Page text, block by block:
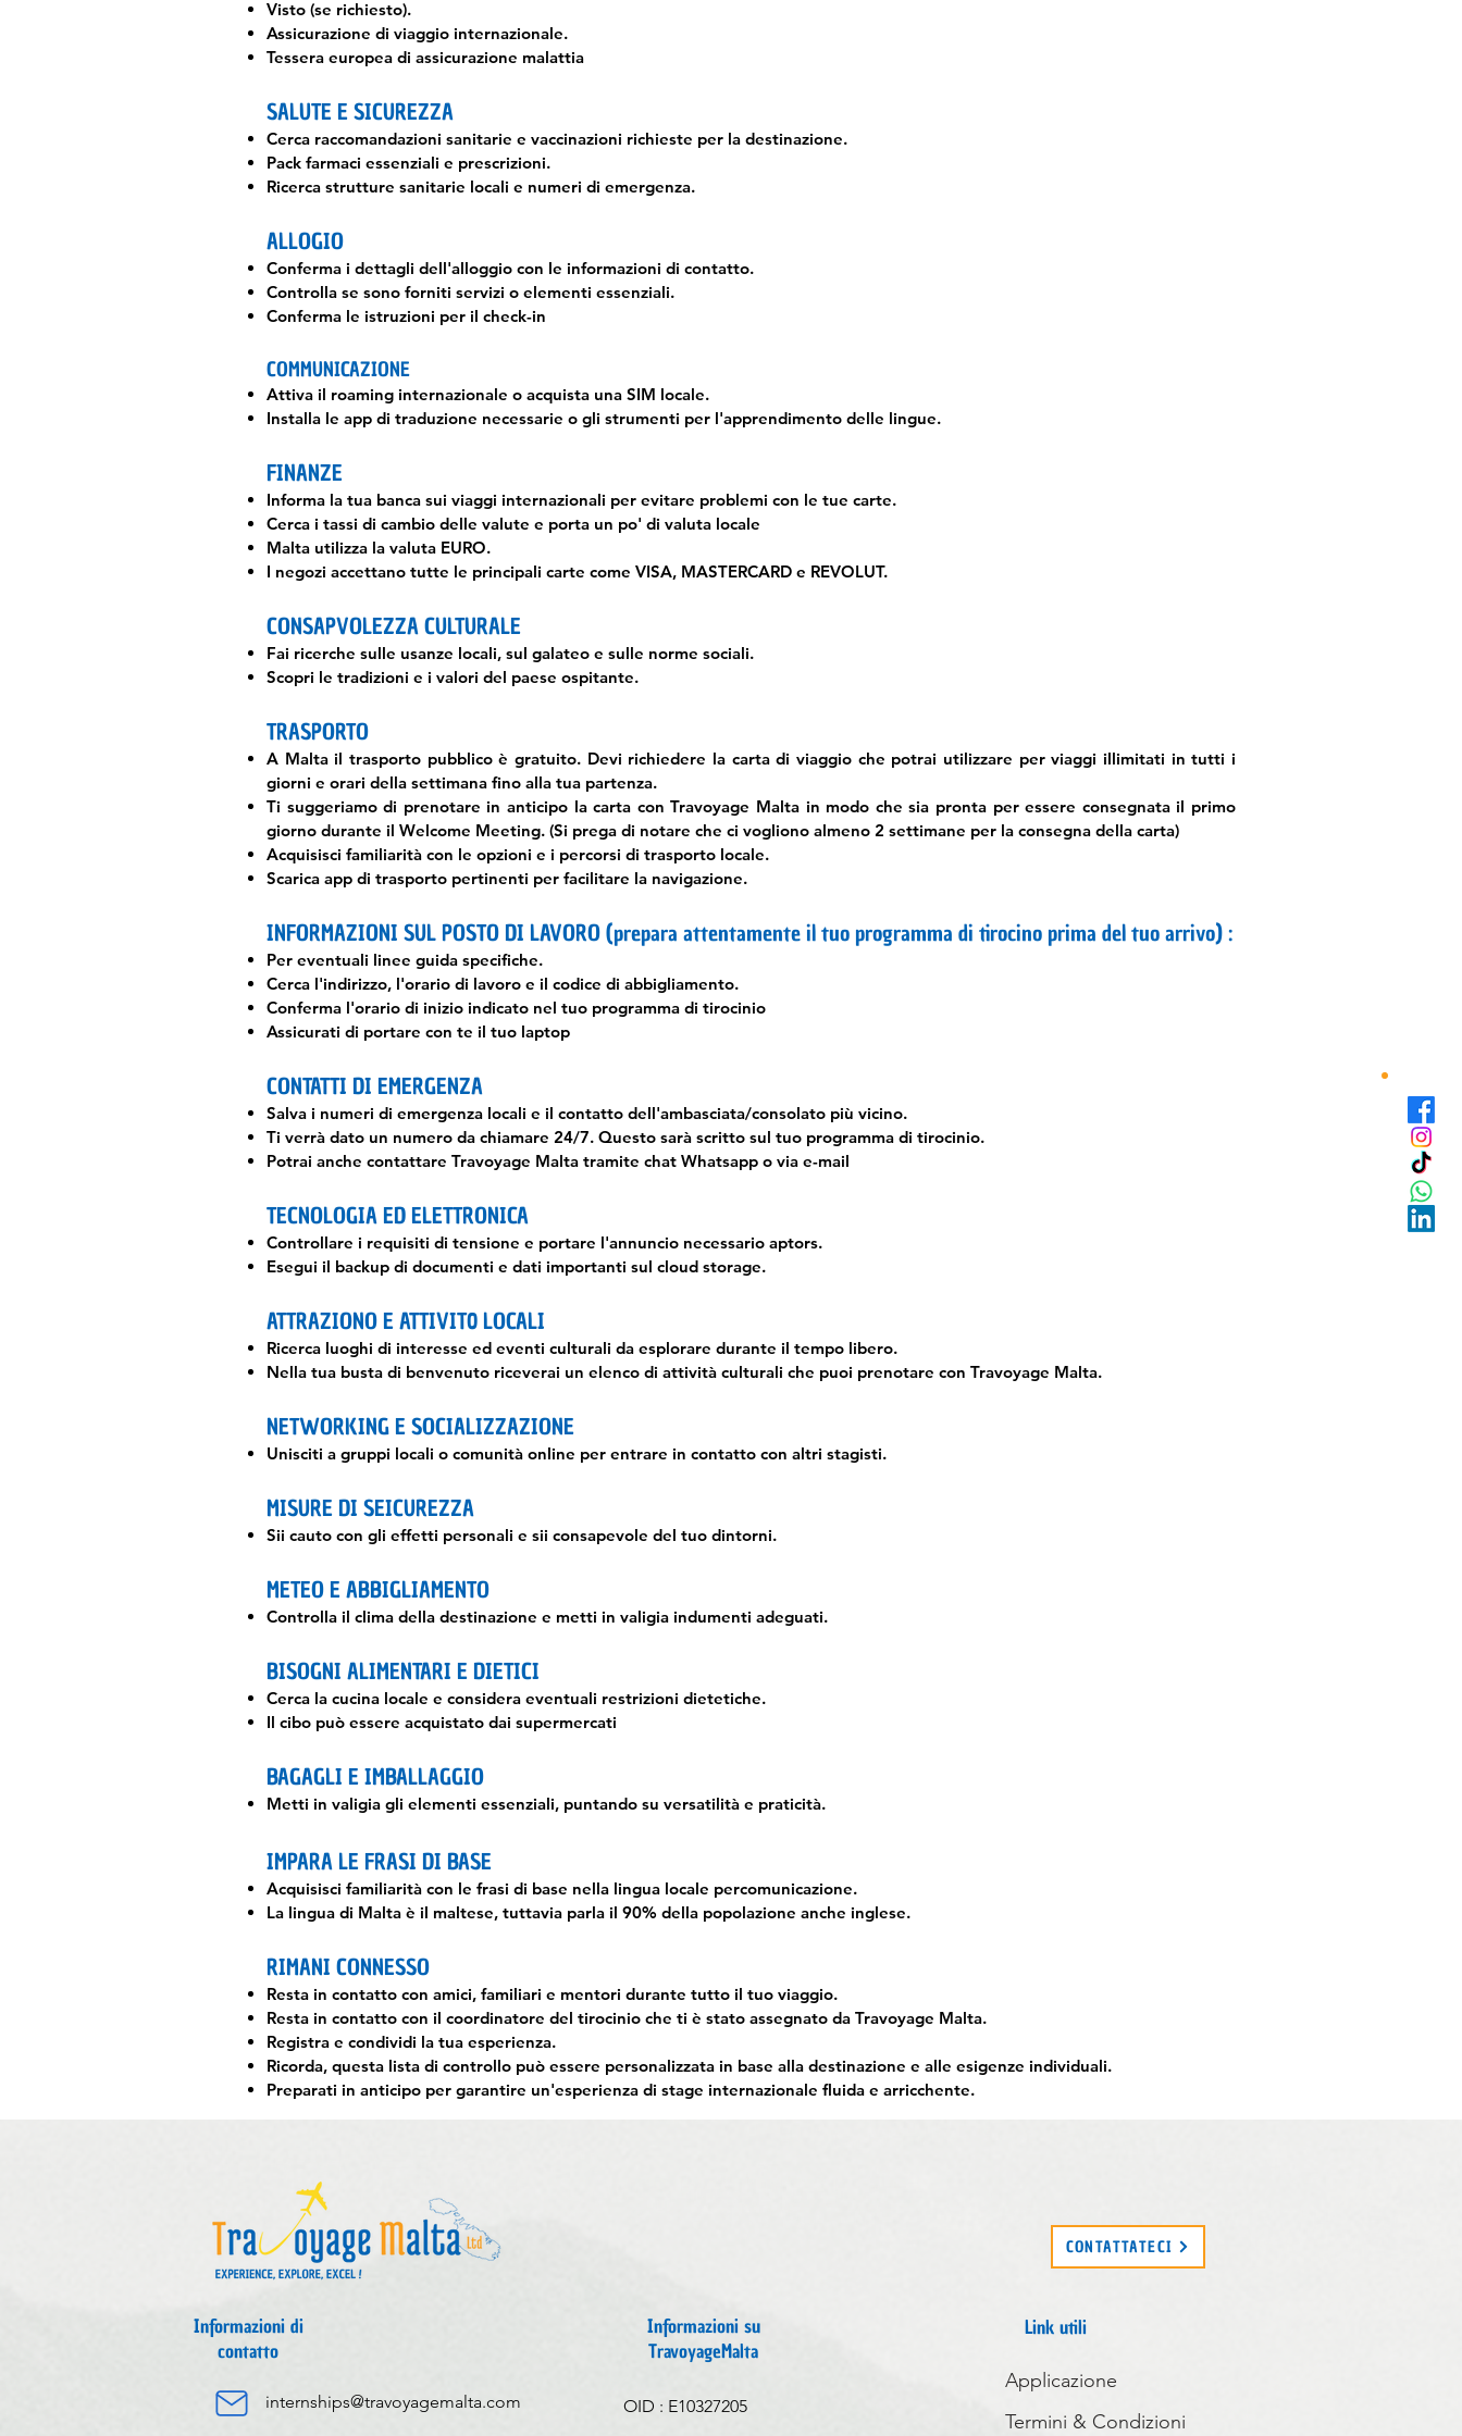
Visto (se richiesto).
Assicurazione di viaggio internazionale.
Tessera europea di assicurazione malattia
SALUTE E SICUREZZA
Cerca raccomandazioni sanitarie e vaccinazioni richieste per la destinazione.
Pack farmaci essenziali e prescrizioni.
Ricerca strutture sanitarie locali e numeri di emergenza.
ALLOGIO
Conferma i dettagli dell'alloggio con le informazioni di contatto.
Controlla se sono forniti servizi o elementi essenziali.
Conferma le istruzioni per il check-in
COMMUNICAZIONE
Attiva il roaming internazionale o acquista una SIM locale.
Installa le app di traduzione necessarie o gli strumenti per l'apprendimento delle lingue.
FINANZE
Informa la tua banca sui viaggi internazionali per evitare problemi con le tue carte.
Cerca i tassi di cambio delle valute e porta un po' di valuta locale
Malta utilizza la valuta EURO.
I negozi accettano tutte le principali carte come VISA, MASTERCARD e REVOLUT.
CONSAPVOLEZZA CULTURALE
Fai ricerche sulle usanze locali, sul galateo e sulle norme sociali.
Scopri le tradizioni e i valori del paese ospitante.
TRASPORTO
A Malta il trasporto pubblico è gratuito. Devi richiedere la carta di viaggio che potrai utilizzare per viaggi illimitati in tutti i
giorni e orari della settimana fino alla tua partenza.
Ti suggeriamo di prenotare in anticipo la carta con Travoyage Malta in modo che sia pronta per essere consegnata il primo
giorno durante il Welcome Meeting. (Si prega di notare che ci vogliono almeno 2 settimane per la consegna della carta)
Acquisisci familiarità con le opzioni e i percorsi di trasporto locale.
Scarica app di trasporto pertinenti per facilitare la navigazione.
INFORMAZIONI SUL POSTO DI LAVORO (prepara attentamente il tuo programma di tirocino prima del tuo arrivo) :
Per eventuali linee guida specifiche.
Cerca l'indirizzo, l'orario di lavoro e il codice di abbigliamento.
Conferma l'orario di inizio indicato nel tuo programma di tirocinio
Assicurati di portare con te il tuo laptop
CONTATTI DI EMERGENZA
Salva i numeri di emergenza locali e il contatto dell'ambasciata/consolato più vicino.
Ti verrà dato un numero da chiamare 24/7. Questo sarà scritto sul tuo programma di tirocinio.
Potrai anche contattare Travoyage Malta tramite chat Whatsapp o via e-mail
TECNOLOGIA ED ELETTRONICA
Controllare i requisiti di tensione e portare l'annuncio necessario aptors.
Esegui il backup di documenti e dati importanti sul cloud storage.
ATTRAZIONO E ATTIVIT0 LOCALI
Ricerca luoghi di interesse ed eventi culturali da esplorare durante il tempo libero.
Nella tua busta di benvenuto riceverai un elenco di attività culturali che puoi prenotare con Travoyage Malta.
NETWORKING E SOCIALIZZAZIONE
Unisciti a gruppi locali o comunità online per entrare in contatto con altri stagisti.
MISURE DI SEICUREZZA
Sii cauto con gli effetti personali e sii consapevole del tuo dintorni.
METEO E ABBIGLIAMENTO
Controlla il clima della destinazione e metti in valigia indumenti adeguati.
BISOGNI ALIMENTARI E DIETICI
Cerca la cucina locale e considera eventuali restrizioni dietetiche.
Il cibo può essere acquistato dai supermercati
BAGAGLI E IMBALLAGGIO
Metti in valigia gli elementi essenziali, puntando su versatilità e praticità.
IMPARA LE FRASI DI BASE
Acquisisci familiarità con le frasi di base nella lingua locale percomunicazione.
La lingua di Malta è il maltese, tuttavia parla il 90% della popolazione anche inglese.
RIMANI CONNESSO
Resta in contatto con amici, familiari e mentori durante tutto il tuo viaggio.
Resta in contatto con il coordinatore del tirocinio che ti è stato assegnato da Travoyage Malta.
Registra e condividi la tua esperienza.
Ricorda, questa lista di controllo può essere personalizzata in base alla destinazione e alle esigenze individuali.
Preparati in anticipo per garantire un'esperienza di stage internazionale fluida e arricchente.
Informazioni di
contatto
internships@travoyagemalta.com
CONTATTATECI
Link utili
Applicazione
Termini & Condizioni
Informazioni su
TravoyageMalta
OID : E10327205